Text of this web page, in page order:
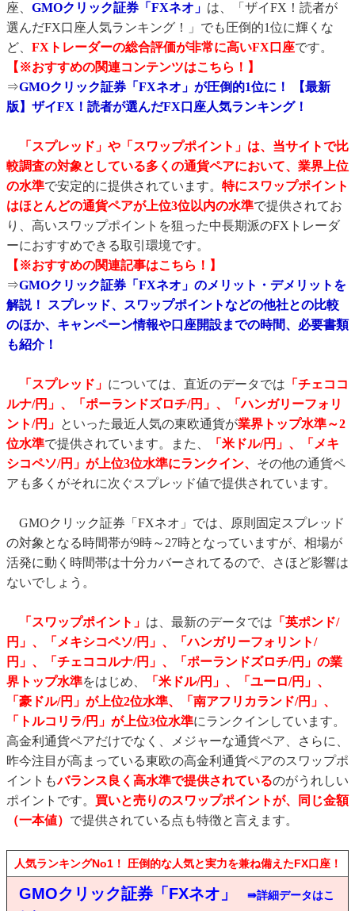
座、 GMOクリック証券「FXネオ」 は、「ザイFX！読者が
選んだFX口座人気ランキング！」でも圧倒的1位に輝くな
ど、 FXトレーダーの総合評価が非常に高いFX口座です。
【※おすすめの関連コンテンツはこちら！】
⇒GMOクリック証券「FXネオ」が圧倒的1位に！ 【最新
版】ザイFX！読者が選んだFX口座人気ランキング！
「スプレッド」や「スワップポイント」は、当サイトで比
較調査の対象としている多くの通貨ペアにおいて、業界上位
の水準で安定的に提供されています。 特にスワップポイント
はほとんどの通貨ペアが上位3位以内の水準で提供されてお
り、高いスワップポイントを狙った中長期派のFXトレーダ
ーにおすすめできる取引環境です。
【※おすすめの関連記事はこちら！】
⇒GMOクリック証券「FXネオ」のメリット・デメリットを
解説！ スプレッド、スワップポイントなどの他社との比較
のほか、キャンペーン情報や口座開設までの時間、必要書類
も紹介！
「スプレッド」 については、直近のデータでは 「チェココ
ルナ/円」、「ポーランドズロチ/円」、「ハンガリーフォリ
ント/円」 といった最近人気の東欧通貨が業界トップ水準～2
位水準で提供されています。また、
「米ドル/円」、「メキ
シコペソ/円」が上位3位水準にランクイン、 その他の通貨ペ
アも多くがそれに次ぐスプレッド値で提供されています。
GMOクリック証券「FXネオ」では、原則固定スプレッド
の対象となる時間帯が9時～27時となっていますが、相場が
活発に動く時間帯は十分カバーされてるので、さほど影響は
ないでしょう。
「スワップポイント」 は、最新のデータでは 「英ポンド/
円」、「メキシコペソ/円」、「ハンガリーフォリント/
円」、「チェココルナ/円」、「ポーランドズロチ/円」の業
界トップ水準をはじめ、
「米ドル/円」、「ユーロ/円」、
「豪ドル/円」が上位2位水準、「南アフリカランド/円」、
「トルコリラ/円」 が上位3位水準にランクインしています。
高金利通貨ペアだけでなく、メジャーな通貨ペア、さらに、
昨今注目が高まっている東欧の高金利通貨ペアのスワップポ
イントもバランス良く高水準で提供されているのがうれしい
ポイントです。 買いと売りのスワップポイントが、同じ金額
（一本値） で提供されている点も特徴と言えます。
人気ランキングNo1！ 圧倒的な人気と実力を兼ね備えたFX口座！
GMOクリック証券「FXネオ」
⇛詳細データはこ